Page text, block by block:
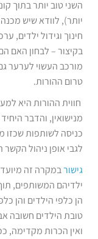
השני טוב יותר בתוך
יותר), לוודא שיש
חינוך וגידול ילדים,
בקיצור – לבחון האם
מורכב העשוי לערער
טרום ההורות.
חווית ההורות היא
מנישואין, והדבר
כניסה לשותפות שכזו
לגבי אופן ניהול הקשר
גישורבמקרה זה
ילדיהם המשותפים,
הן כלפי הילדים והן
טובת הילדים חשובה
ואין הכרות מקדימה,